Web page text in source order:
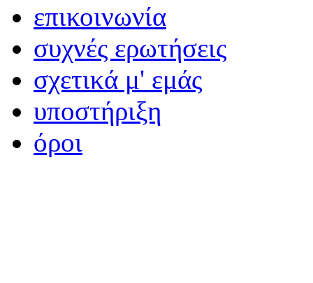
επικοινωνία
συχνές ερωτήσεις
σχετικά μ' εμάς
υποστήριξη
όροι